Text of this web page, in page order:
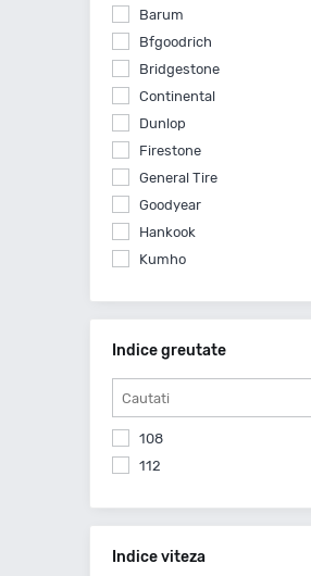
Barum
Bfgoodrich
Bridgestone
Continental
Dunlop
Firestone
General Tire
Goodyear
Hankook
Kumho
Nankang
Nokian
Nokian Tyres
Tigar
Indice greutate
108
112
Indice viteza